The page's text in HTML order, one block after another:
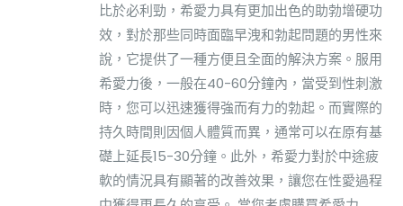
比於必利勁，希愛力具有更加出色的助勃增硬功
效，對於那些同時面臨早洩和勃起問題的男性來
說，它提供了一種方便且全面的解決方案。服用
希愛力後，一般在40-60分鐘內，當受到性刺激
時，您可以迅速獲得強而有力的勃起。而實際的
持久時間則因個人體質而異，通常可以在原有基
礎上延長15-30分鐘。此外，希愛力對於中途疲
軟的情況具有顯著的改善效果，讓您在性愛過程